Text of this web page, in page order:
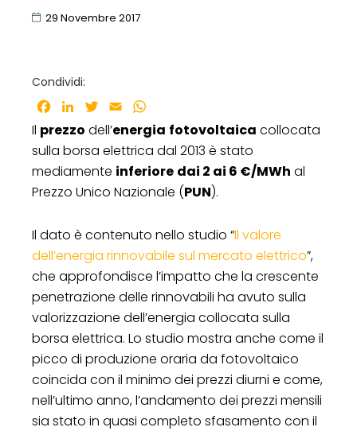
29 Novembre 2017
Condividi:
Facebook
LinkedInTwitter
Email
Il prezzo dell’energia fotovoltaica collocata
sulla borsa elettrica dal 2013 è stato
mediamente inferiore dai 2 ai 6 €/MWh al
Prezzo Unico Nazionale (PUN).
Il dato è contenuto nello studio “Il valore
dell’energia rinnovabile sul mercato elettrico”,
che approfondisce l’impatto che la crescente
penetrazione delle rinnovabili ha avuto sulla
valorizzazione dell’energia collocata sulla
borsa elettrica. Lo studio mostra anche come il
picco di produzione oraria da fotovoltaico
coincida con il minimo dei prezzi diurni e come,
nell’ultimo anno, l’andamento dei prezzi mensili
sia stato in quasi completo sfasamento con il